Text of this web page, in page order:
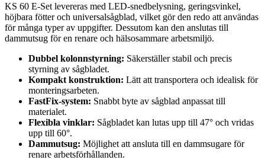
KS 60 E-Set levereras med LED-snedbelysning, geringsvinkel,
höjbara fötter och universalsågblad, vilket gör den redo att användas
för många typer av uppgifter. Dessutom kan den anslutas till
dammutsug för en renare och hälsosammare arbetsmiljö.
Dubbel kolonnstyrning: Säkerställer stabil och precis
styrning av sågbladet.
Kompakt konstruktion: Lätt att transportera och idealisk för
monteringsarbeten.
FastFix-system: Snabbt byte av sågblad anpassat till
materialet.
Flexibla vinklar: Sågbladet kan lutas upp till 47° och vridas
upp till 60°.
Dammutsug: Möjlighet att ansluta till en dammsugare för
renare arbetsförhållanden.